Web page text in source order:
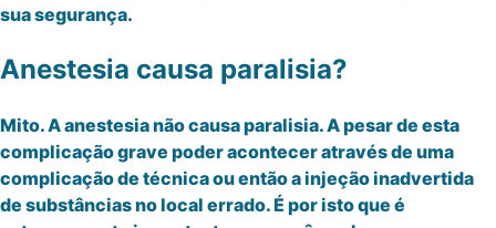
sua segurança.
Anestesia causa paralisia?
Mito. A anestesia não causa paralisia. A pesar de esta
complicação grave poder acontecer através de uma
complicação de técnica ou então a injeção inadvertida
de substâncias no local errado. É por isto que é